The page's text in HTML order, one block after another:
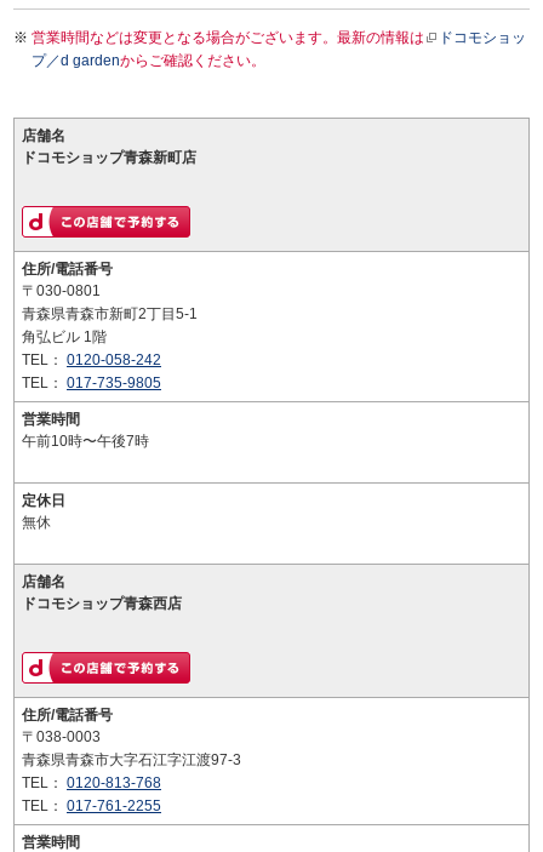
営業時間などは変更となる場合がございます。最新の情報は
ドコモショッ
プ／d gardenからご確認ください。
店舗名
ドコモショップ青森新町店
住所/電話番号
〒030-0801
青森県青森市新町2丁目5-1
角弘ビル 1階
TEL： 0120-058-242
TEL： 017-735-9805
営業時間
午前10時〜午後7時
定休日
無休
店舗名
ドコモショップ青森西店
住所/電話番号
〒038-0003
青森県青森市大字石江字江渡97-3
TEL： 0120-813-768
TEL： 017-761-2255
営業時間